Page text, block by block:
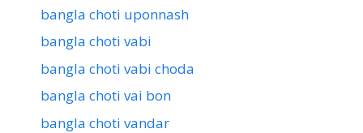
bangla choti uponnash
bangla choti vabi
bangla choti vabi choda
bangla choti vai bon
bangla choti vandar